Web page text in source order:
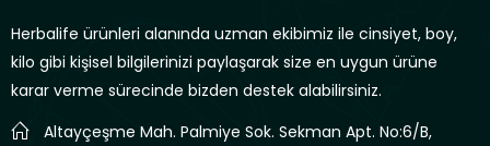
Herbalife ürünleri alanında uzman ekibimiz ile cinsiyet, boy,
kilo gibi kişisel bilgilerinizi paylaşarak size en uygun ürüne
karar verme sürecinde bizden destek alabilirsiniz.
Altayçeşme Mah. Palmiye Sok. Sekman Apt. No:6/B,